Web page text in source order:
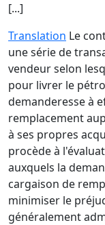
[...]
Translation Le
une série de
vendeur selon
pour livrer le
demanderesse à
remplacement
à ses propres
procède à
auxquels la
cargaison de
minimiser le
généralement